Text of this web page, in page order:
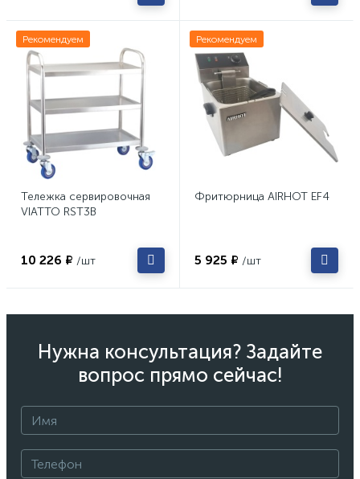
Рекомендуем
Тележка сервировочная
VIATTO RST3B
10 226 ₽ /шт
Рекомендуем
Фритюрница AIRHOT EF4
5 925 ₽ /шт
Нужна консультация? Задайте
вопрос прямо сейчас!